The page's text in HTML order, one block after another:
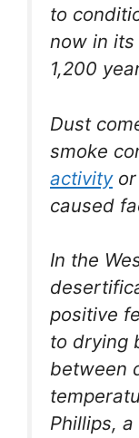
to
now in
1,200
Dust
smoke
activityor
caused
In the
positive
to drying
between
Phillips,